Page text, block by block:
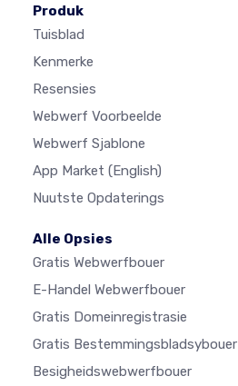
Produk
Tuisblad
Kenmerke
Resensies
Webwerf Voorbeelde
Webwerf Sjablone
App Market (English)
Nuutste Opdaterings
Alle Opsies
Gratis Webwerfbouer
E-Handel Webwerfbouer
Gratis Domeinregistrasie
Gratis Bestemmingsbladsybouer
Besigheidswebwerfbouer